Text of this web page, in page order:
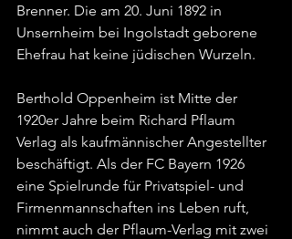
Brenner. Die am 20. Juni 1892 in
Unsernheim bei Ingolstadt geborene
Ehefrau hat keine jüdischen Wurzeln.
Berthold Oppenheim ist Mitte der
1920er Jahre beim Richard Pflaum
Verlag als kaufmännischer Angestellter
beschäftigt. Als der FC Bayern 1926
eine Spielrunde für Privatspiel- und
Firmenmannschaften ins Leben ruft,
nimmt auch der Pflaum-Verlag mit zwei